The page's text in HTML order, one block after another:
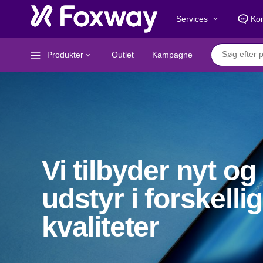
Services keyboard_arrow_down
menu Produkter keyboard_arrow_down Outlet Kampagne
Vi tilbyder nyt og
udstyr i
kvaliteter